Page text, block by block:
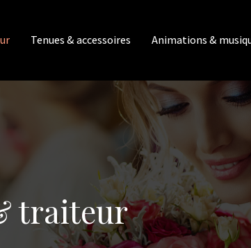
Tenues & accessoires Animations &
traiteur